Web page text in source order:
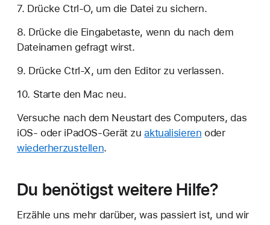
7. Drücke Ctrl-O, um die Datei zu sichern.
8. Drücke die Eingabetaste, wenn du nach dem
Dateinamen gefragt wirst.
9. Drücke Ctrl-X, um den Editor zu verlassen.
10. Starte den Mac neu.
Versuche nach dem Neustart des Computers, das
iOS- oder iPadOS-Gerät zuaktualisieren oder
wiederherzustellen.
Du benötigst weitere Hilfe?
Erzähle uns mehr darüber, was passiert ist, und wir